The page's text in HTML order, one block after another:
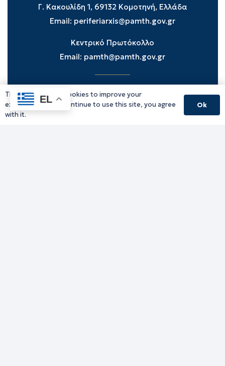
Γ. Κακουλίδη 1, 69132 Κομοτηνή, Ελλάδα
Email: periferiarxis@pamth.gov.gr
Κεντρικό Πρωτόκολλο
Email: pamth@pamth.gov.gr
Υπηρεσίες Δράμας
Υπηρεσίες Καβάλας
EL
This website uses cookies to improve your
experience. If you continue to use this site, you agree
with it.
Ok